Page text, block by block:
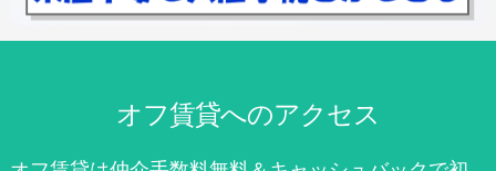
オフ賃貸へのアクセス